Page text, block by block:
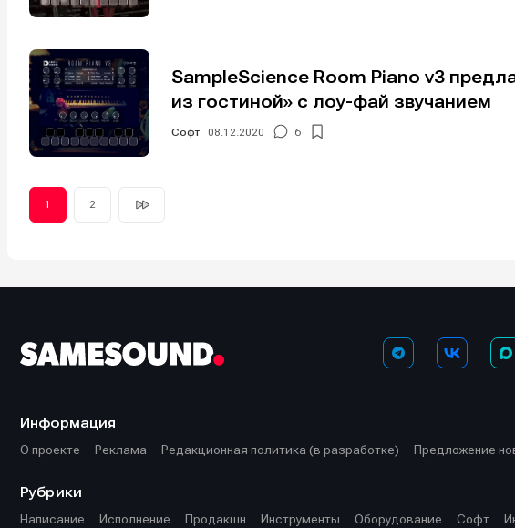
SampleScience Room Piano v3
из гостиной» с лоу-фай звучанием
Софт 08.12.2020 6
1 2
Информация
О проекте
Реклама Редакционная политика (в разработке) Предложение
Рубрики
Написание
Исполнение Продакшн Инструменты Оборудование Софт